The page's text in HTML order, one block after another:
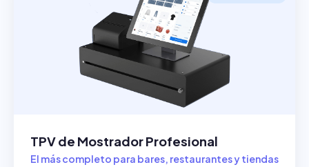
TPV de Mostrador Profesional
El más completo para bares, restaurantes y tiendas